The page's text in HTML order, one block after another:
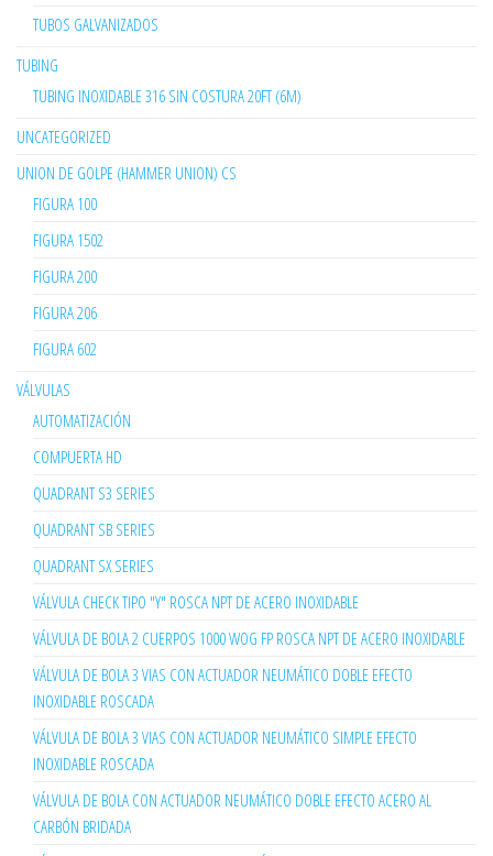
TUBOS GALVANIZADOS
TUBING
TUBING INOXIDABLE 316 SIN COSTURA 20FT (6M)
UNCATEGORIZED
UNION DE GOLPE (HAMMER UNION) CS
FIGURA 100
FIGURA 1502
FIGURA 200
FIGURA 206
FIGURA 602
VÁLVULAS
AUTOMATIZACIÓN
COMPUERTA HD
QUADRANT S3 SERIES
QUADRANT SB SERIES
QUADRANT SX SERIES
VÁLVULA CHECK TIPO "Y" ROSCA NPT DE ACERO INOXIDABLE
VÁLVULA DE BOLA 2 CUERPOS 1000 WOG FP ROSCA NPT DE ACERO INOXIDABLE
VÁLVULA DE BOLA 3 VIAS CON ACTUADOR NEUMÁTICO DOBLE EFECTO
INOXIDABLE ROSCADA
VÁLVULA DE BOLA 3 VIAS CON ACTUADOR NEUMÁTICO SIMPLE EFECTO
INOXIDABLE ROSCADA
VÁLVULA DE BOLA CON ACTUADOR NEUMÁTICO DOBLE EFECTO ACERO AL
CARBÓN BRIDADA